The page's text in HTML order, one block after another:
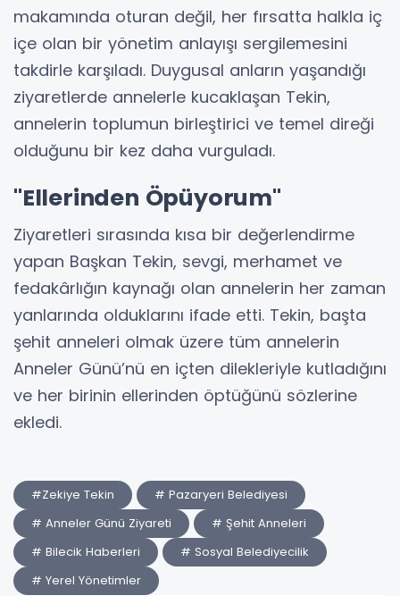
makamında oturan değil, her fırsatta halkla iç
içe olan bir yönetim anlayışı sergilemesini
takdirle karşıladı. Duygusal anların yaşandığı
ziyaretlerde annelerle kucaklaşan Tekin,
annelerin toplumun birleştirici ve temel direği
olduğunu bir kez daha vurguladı.
"Ellerinden Öpüyorum"
Ziyaretleri sırasında kısa bir değerlendirme
yapan Başkan Tekin, sevgi, merhamet ve
fedakârlığın kaynağı olan annelerin her zaman
yanlarında olduklarını ifade etti. Tekin, başta
şehit anneleri olmak üzere tüm annelerin
Anneler Günü’nü en içten dilekleriyle kutladığını
ve her birinin ellerinden öptüğünü sözlerine
ekledi.
#Zekiye Tekin
# Pazaryeri Belediyesi
# Anneler Günü Ziyareti
# Şehit Anneleri
# Bilecik Haberleri
# Sosyal Belediyecilik
# Yerel Yönetimler